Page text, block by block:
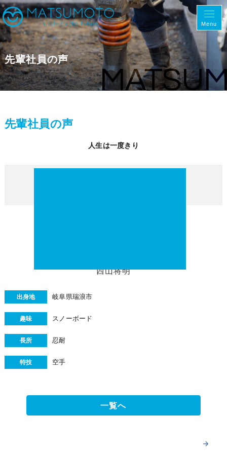
Menu
先輩社員の声
先輩社員の声
人生は一度きり
西山将明
出身地 岐阜県瑞浪市
趣味 スノーボード
長所 忍耐
特技 空手
一覧へ